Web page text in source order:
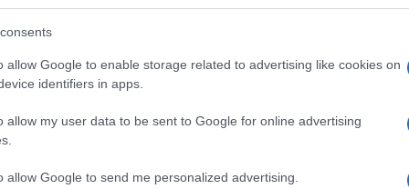
allow Google to enable storage related to advertising like cookies on
identifiers in apps.
allow my user data to be sent to Google for online advertising
allow Google to send me personalized advertising.
που προκάλεσε την απάντηση του
- 15:44